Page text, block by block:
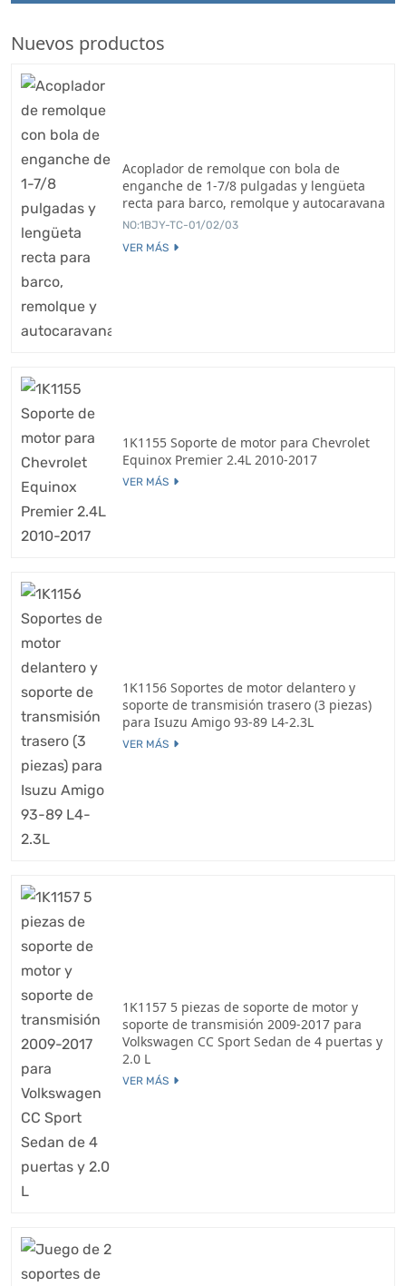
Nuevos productos
Acoplador de remolque con bola de
enganche de 1-7/8 pulgadas y lengüeta
recta para barco, remolque y autocaravana
NO:1BJY-TC-01/02/03
VER MÁS
1K1155 Soporte de motor para Chevrolet
Equinox Premier 2.4L 2010-2017
VER MÁS
1K1156 Soportes de motor delantero y
soporte de transmisión trasero (3 piezas)
para Isuzu Amigo 93-89 L4-2.3L
VER MÁS
1K1157 5 piezas de soporte de motor y
soporte de transmisión 2009-2017 para
Volkswagen CC Sport Sedan de 4 puertas y
2.0 L
VER MÁS